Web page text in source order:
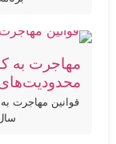
محدودیت‌های
سال ۲۰۲۴ کانادا یکی از مقاصد مه...